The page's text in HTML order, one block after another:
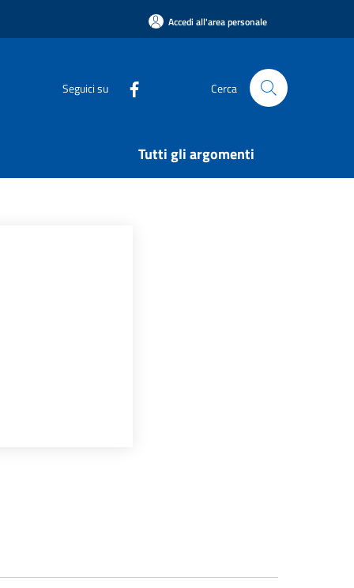
Accedi all'area personale
Seguici su Cerca
Tutti gli argomenti